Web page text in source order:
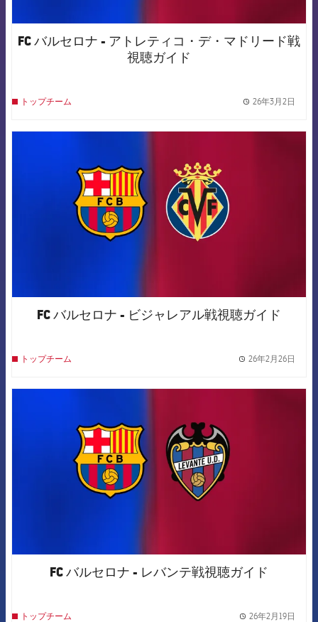
FC バルセロナ - アトレティコ・デ・マドリード戦
視聴ガイド
トップチーム 26年3月2日
FC バルセロナ - ビジャレアル戦視聴ガイド
トップチーム 26年2月26日
FC バルセロナ - レバンテ戦視聴ガイド
トップチーム 26年2月19日